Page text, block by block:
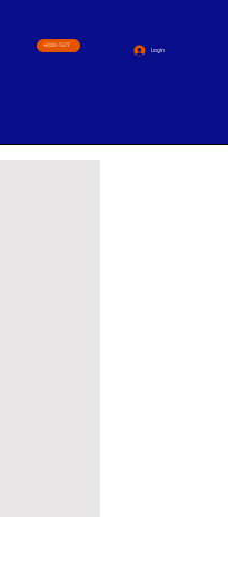
4000-1517
Login